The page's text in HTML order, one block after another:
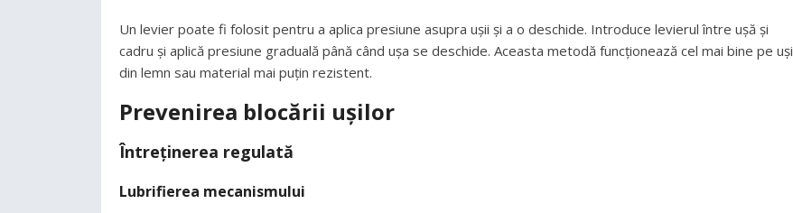
Un levier poate fi folosit pentru a aplica presiune asupra ușii și a o deschide. Introduce levierul între ușă și
cadru și aplică presiune graduală până când ușa se deschide. Aceasta metodă funcționează cel mai bine pe uși
din lemn sau material mai puțin rezistent.
Prevenirea blocării ușilor
Întreținerea regulată
Lubrifierea mecanismului